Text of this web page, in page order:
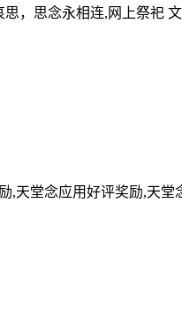
，思念永相连,网上祭祀
,天堂念应用好评奖励,天